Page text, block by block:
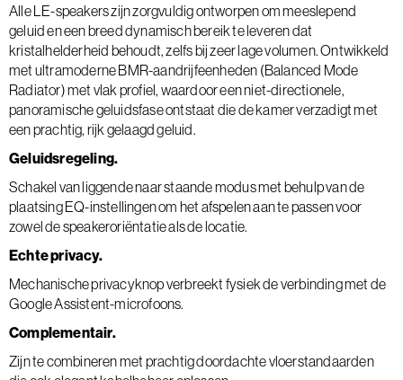
Alle LE-speakers zijn zorgvuldig ontworpen om meeslepend
geluid en een breed dynamisch bereik te leveren dat
kristalhelderheid behoudt, zelfs bij zeer lage volumen. Ontwikkeld
met ultramoderne BMR-aandrijfeenheden (Balanced Mode
Radiator) met vlak profiel, waardoor een niet-directionele,
panoramische geluidsfase ontstaat die de kamer verzadigt met
een prachtig, rijk gelaagd geluid.
Geluidsregeling.
Schakel van liggende naar staande modus met behulp van de
plaatsing EQ-instellingen om het afspelen aan te passen voor
zowel de speakeroriëntatie als de locatie.
Echte privacy.
Mechanische privacyknop verbreekt fysiek de verbinding met de
Google Assistent-microfoons.
Complementair.
Zijn te combineren met prachtig doordachte vloerstandaarden